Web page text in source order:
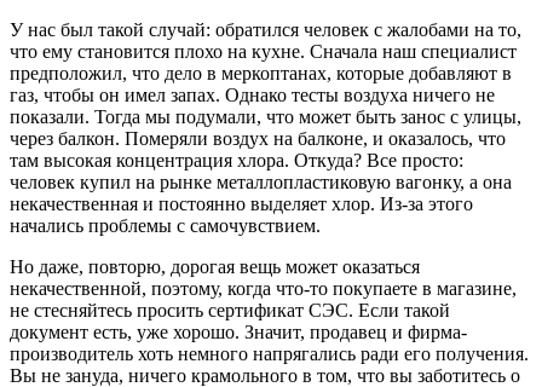
У нас был такой случай: обратился человек с жалобами на то,
что ему становится плохо на кухне. Сначала наш специалист
предположил, что дело в меркоптанах, которые добавляют в
газ, чтобы он имел запах. Однако тесты воздуха ничего не
показали. Тогда мы подумали, что может быть занос с улицы,
через балкон. Померяли воздух на балконе, и оказалось, что
там высокая концентрация хлора. Откуда? Все просто:
человек купил на рынке металлопластиковую вагонку, а она
некачественная и постоянно выделяет хлор. Из-за этого
начались проблемы с самочувствием.
Но даже, повторю, дорогая вещь может оказаться
некачественной, поэтому, когда что-то покупаете в магазине,
не стесняйтесь просить сертификат СЭС. Если такой
документ есть, уже хорошо. Значит, продавец и фирма-
производитель хоть немного напрягались ради его получения.
Вы не зануда, ничего крамольного в том, что вы заботитесь о